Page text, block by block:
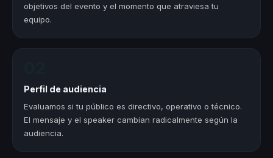
objetivos del evento y el momento que atraviesa tu
equipo.
Perfil de audiencia
Evaluamos si tu público es directivo, operativo o técnico.
El mensaje y el speaker cambian radicalmente según la
audiencia.